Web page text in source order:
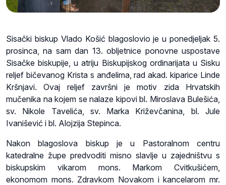
Sisački biskup Vlado Košić blagoslovio je u ponedjeljak 5.
prosinca, na sam dan 13. obljetnice ponovne uspostave
Sisačke biskupije, u atriju Biskupijskog ordinarijata u Sisku
reljef bičevanog Krista s anđelima, rad akad. kiparice Linde
Kršnjavi. Ovaj reljef završni je motiv zida Hrvatskih
mučenika na kojem se nalaze kipovi bl. Miroslava Bulešića,
sv. Nikole Tavelića, sv. Marka Križevčanina, bl. Jule
Ivanišević i bl. Alojzija Stepinca.
Nakon blagoslova biskup je u Pastoralnom centru
katedralne župe predvoditi misno slavlje u zajedništvu s
biskupskim vikarom mons. Markom Cvitkušićem,
ekonomom mons. Zdravkom Novakom i kancelarom mr.